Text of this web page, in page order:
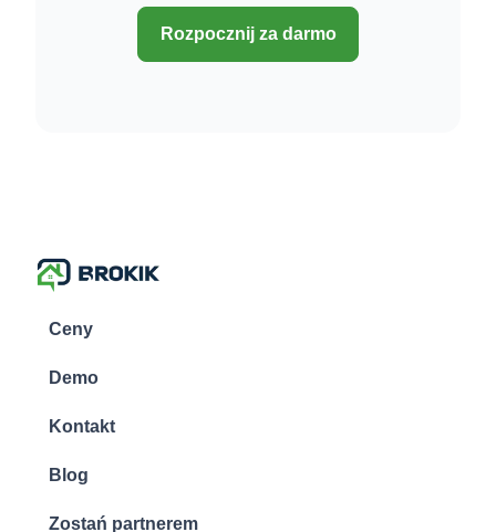
Rozpocznij za darmo
Ceny
Demo
Kontakt
Blog
Zostań partnerem